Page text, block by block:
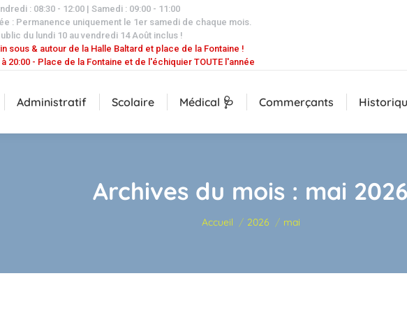
: 08:30 - 12:00 | Samedi : 09:00 - 11:00
: Permanence uniquement le 1er samedi de chaque mois.
du lundi 10 au vendredi 14 Août inclus !
sous & autour de la Halle Baltard et place de la Fontaine !
20:00 - Place de la Fontaine et de l'échiquier TOUTE l'année
Administratif Scolaire Médical 🩺 Commerçants
Archives du mois : mai 2026
Vous êtes ici :
Accueil 2026 mai